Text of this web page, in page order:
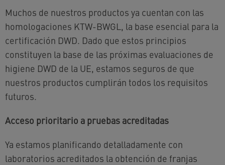
Muchos de nuestros productos ya cuentan con las
homologaciones KTW-BWGL, la base esencial para la
certificación DWD. Dado que estos principios
constituyen la base de las próximas evaluaciones de
higiene DWD de la UE, estamos seguros de que
nuestros productos cumplirán todos los requisitos
futuros.
Acceso prioritario a pruebas acreditadas
Ya estamos planificando detalladamente con
laboratorios acreditados la obtención de franjas